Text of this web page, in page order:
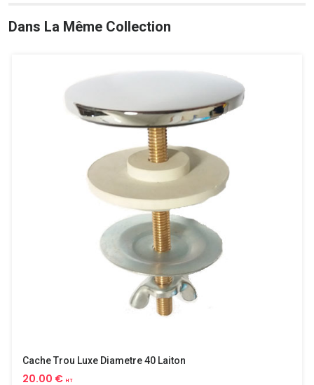
Dans La Même Collection
Cache Trou Luxe Diametre 40 Laiton
20.00 € HT